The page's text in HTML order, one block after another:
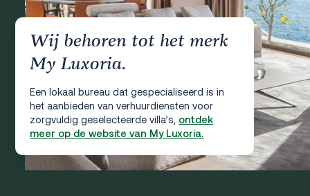
Wij behoren tot het merk
My Luxoria.
Een lokaal bureau dat gespecialiseerd is in
het aanbieden van verhuurdiensten voor
zorgvuldig geselecteerde villa’s, ontdek
meer op de website van My Luxoria.